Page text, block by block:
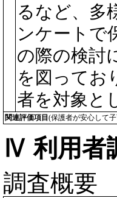
るなど、多
ンケートで
の際の検討
を図ってお
者を対象と
関連評価項目(保護者が安心して
Ⅳ 利用者
調査概要